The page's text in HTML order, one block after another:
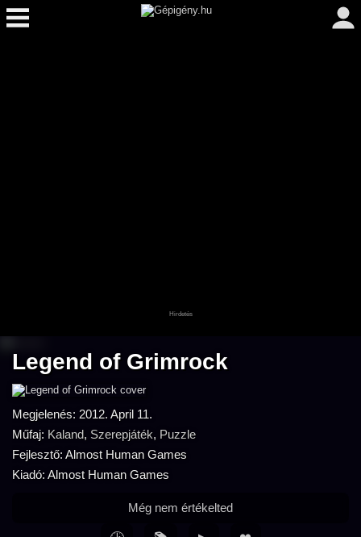
Legend of Grimrock
Megjelenés: 2012. April 11.
Műfaj: Kaland, Szerepjáték, Puzzle
Fejlesztő: Almost Human Games
Kiadó: Almost Human Games
Még nem értékelted